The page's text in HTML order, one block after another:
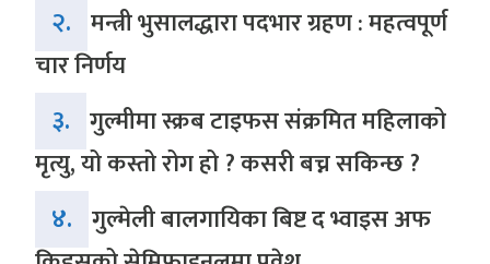
२. मन्त्री भुसालद्धारा पदभार ग्रहण : महत्वपूर्ण
चार निर्णय
३. गुल्मीमा स्क्रब टाइफस संक्रमित महिलाको
मृत्यु, यो कस्तो रोग हो ? कसरी बच्न सकिन्छ ?
४. गुल्मेली बालगायिका बिष्ट द भ्वाइस अफ